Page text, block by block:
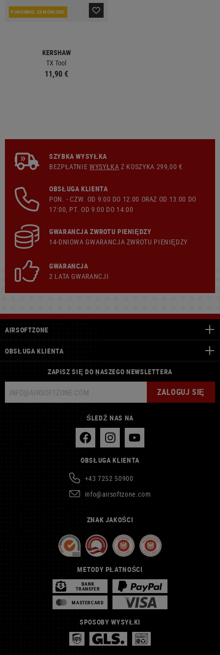
PONOWNIE ZAMÓWIONE
KERSHAW
TX Tool
11,90 €
SZYBKA WYSYŁKA
BEZPŁATNIEWYSYŁKA Z KOSZYKA 299,00 €
OBSŁUGA KLIENTA
PON. - CZW. OD 9:00 DO 12:00 ORAZ OD 13:00 DO
17:00, PT. OD 9:00 DO 14:00
GWARANCJA ZWROTU PIENIĘDZY
14-DNIOWA GWARANCJA ZWROTU PIENIĘDZY
GWARANCJA
2 LATA GWARANCJI
AIRSOFTZONE
OBSŁUGA KLIENTA
ZAPISZ SIĘ DO NASZEGO NEWSLETTERA
ZALOGUJ SIĘ
ŚLEDŹ NAS NA
OBSŁUGA KLIENTA
+43 7252 50900
info@airsoftzone.com
ZNAK JAKOŚCI
METODY PŁATNOŚCI
BANK
TRANSFER
MASTERCARD
SPOSOBY WYSYŁKI